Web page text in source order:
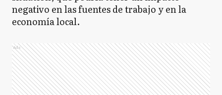
negativo en las fuentes de trabajo y en la
economía local.
Ads